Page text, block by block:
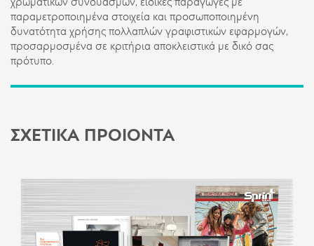
χρωματικών συνδυασμών, ειδικές παραγωγές με
παραμετροποιημένα στοιχεία και προσωποποιημένη
δυνατότητα χρήσης πολλαπλών γραφιστικών εφαρμογών,
προσαρμοσμένα σε κριτήρια αποκλειστικά με δικό σας
πρότυπο.
ΣΧΕΤΙΚΑ ΠΡΟΙΟΝΤΑ